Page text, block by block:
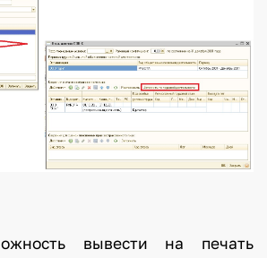
вывести на печать